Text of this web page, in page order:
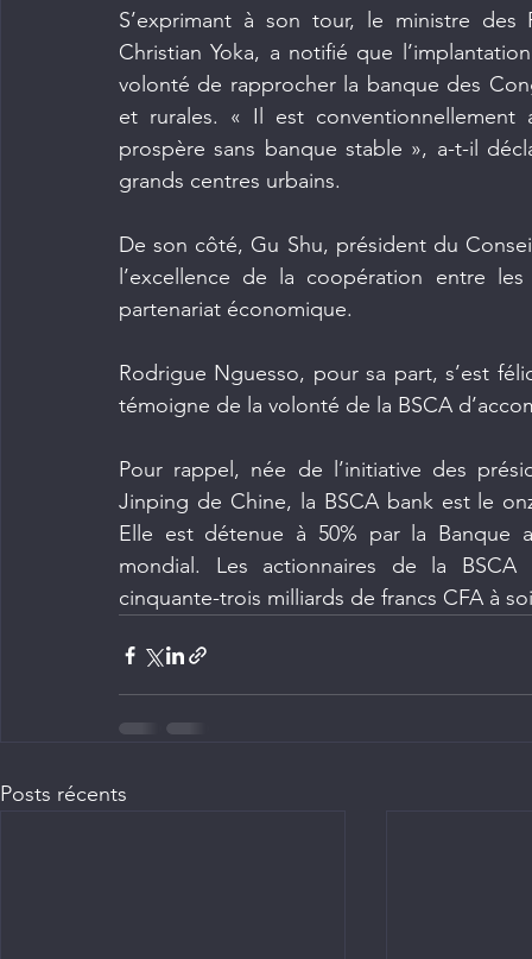
S’exprimant à son tour, le ministre
Christian Yoka, a notifié que
volonté de rapprocher la banque des
et rurales. « Il est conventionnellement
prospère sans banque stable », a-t-il
grands centres urbains.
De son côté, Gu Shu, président du
l’excellence de la coopération entre
partenariat économique.
Rodrigue Nguesso, pour sa part, s’est
témoigne de la volonté de la BSCA
Pour rappel, née de l’initiative des
Jinping de Chine, la BSCA bank est le
Elle est détenue à 50% par la Banque
mondial. Les actionnaires de la
cinquante-trois milliards de francs CFA à
Posts récents